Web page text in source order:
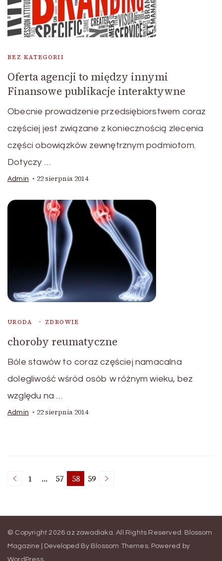
BEZ KATEGORII
Oferta agencji to między innymi
Finansowe publikacje interaktywne
Obecnie prowadzenie przedsiębiorstwem coraz
częściej jest związane z koniecznością zlecenia
części obowiązków zewnętrznym podmiotom.
Dotyczy …
Admin 22 sierpnia 2014
URODA ZDROWIE
choroby reumatyczne
Bóle stawów to coraz częściej namacalna
dolegliwość wśród osób w różnym wieku, bez
względu na …
Admin 22 sierpnia 2014
Nawigacja
po
wpisach
Page
1 … Page
57 Page
58 Page
59
© Copyright 2026 az zawadiaka. All Rights Reserved. Blossom
Magazine | Developed By Blossom Themes. Powered by